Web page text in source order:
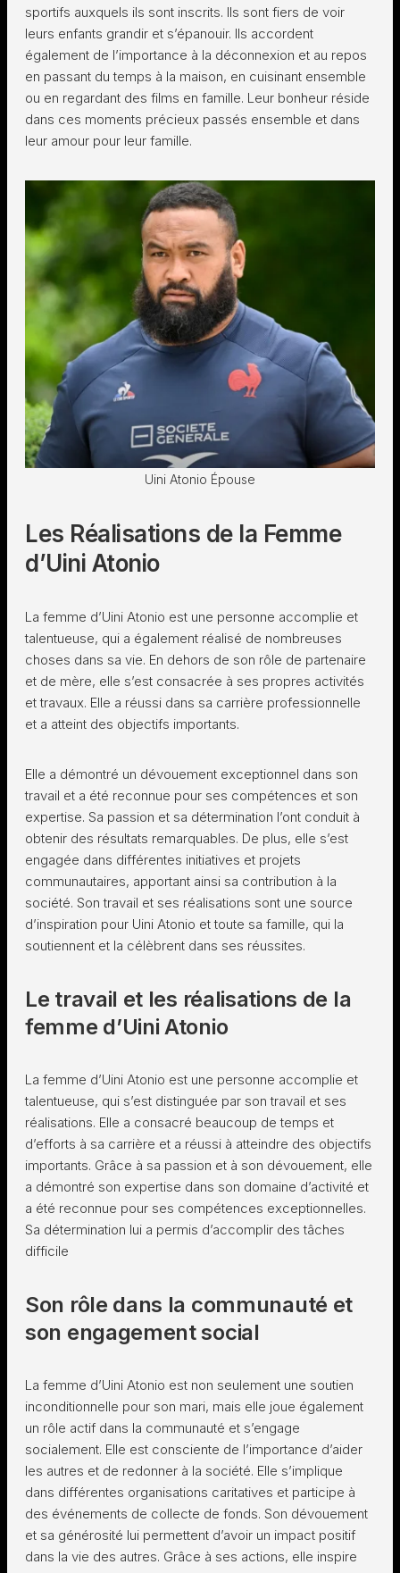
sportifs auxquels ils sont inscrits. Ils sont fiers de voir
leurs enfants grandir et s’épanouir. Ils accordent
également de l’importance à la déconnexion et au repos
en passant du temps à la maison, en cuisinant ensemble
ou en regardant des films en famille. Leur bonheur réside
dans ces moments précieux passés ensemble et dans
leur amour pour leur famille.
Uini Atonio Épouse
Les Réalisations de la Femme
d’Uini Atonio
La femme d’Uini Atonio est une personne accomplie et
talentueuse, qui a également réalisé de nombreuses
choses dans sa vie. En dehors de son rôle de partenaire
et de mère, elle s’est consacrée à ses propres activités
et travaux. Elle a réussi dans sa carrière professionnelle
et a atteint des objectifs importants.
Elle a démontré un dévouement exceptionnel dans son
travail et a été reconnue pour ses compétences et son
expertise. Sa passion et sa détermination l’ont conduit à
obtenir des résultats remarquables. De plus, elle s’est
engagée dans différentes initiatives et projets
communautaires, apportant ainsi sa contribution à la
société. Son travail et ses réalisations sont une source
d’inspiration pour Uini Atonio et toute sa famille, qui la
soutiennent et la célèbrent dans ses réussites.
Le travail et les réalisations de la
femme d’Uini Atonio
La femme d’Uini Atonio est une personne accomplie et
talentueuse, qui s’est distinguée par son travail et ses
réalisations. Elle a consacré beaucoup de temps et
d’efforts à sa carrière et a réussi à atteindre des objectifs
importants. Grâce à sa passion et à son dévouement, elle
a démontré son expertise dans son domaine d’activité et
a été reconnue pour ses compétences exceptionnelles.
Sa détermination lui a permis d’accomplir des tâches
difficile
Son rôle dans la communauté et
son engagement social
La femme d’Uini Atonio est non seulement une soutien
inconditionnelle pour son mari, mais elle joue également
un rôle actif dans la communauté et s’engage
socialement. Elle est consciente de l’importance d’aider
les autres et de redonner à la société. Elle s’implique
dans différentes organisations caritatives et participe à
des événements de collecte de fonds. Son dévouement
et sa générosité lui permettent d’avoir un impact positif
dans la vie des autres. Grâce à ses actions, elle inspire